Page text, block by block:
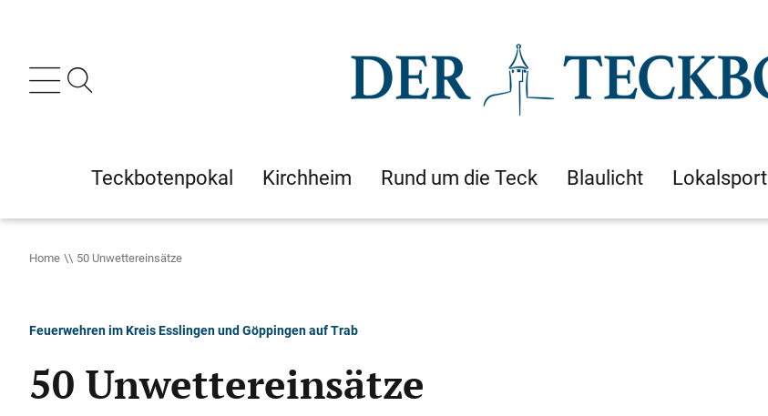
Teckbotenpokal Kirchheim Rund um die Teck Blaulicht Lokalsport
Home 50 Unwettereinsätze
Feuerwehren im Kreis Esslingen und Göppingen auf Trab
50 Unwettereinsätze